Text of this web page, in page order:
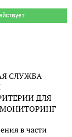
СЛУЖБА
ДЛЯ
в части